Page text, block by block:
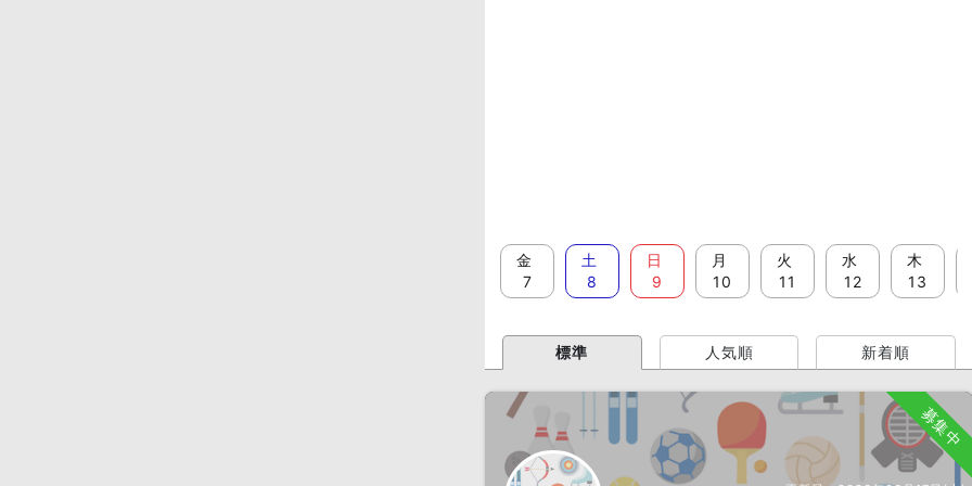
金
7
土
8
日
9
月
10
火
11
水
12
木
13
標準 人気順 新着順
募集中